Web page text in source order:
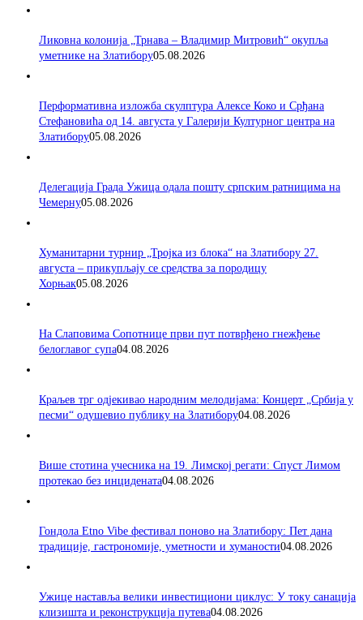
Ликовна колонија „Трнава – Владимир Митровић“ окупља
уметнике на Златибору05.08.2026
Перформативна изложба скулптура Алексе Коко и Срђана
Стефановића од 14. августа у Галерији Културног центра на
Златибору05.08.2026
Делегација Града Ужица одала пошту српским ратницима на
Чемерну05.08.2026
Хуманитарни турнир „Тројка из блока“ на Златибору 27.
августа – прикупљају се средства за породицу
Хорњак05.08.2026
На Слаповима Сопотнице први пут потврђено гнежђење
белоглавог супа04.08.2026
Краљев трг одјекивао народним мелодијама: Концерт „Србија у
песми“ одушевио публику на Златибору04.08.2026
Више стотина учесника на 19. Лимској регати: Спуст Лимом
протекао без инцидената04.08.2026
Гондола Etno Vibe фестивал поново на Златибору: Пет дана
традиције, гастрономије, уметности и хуманости04.08.2026
Ужице наставља велики инвестициони циклус: У току санација
клизишта и реконструкција путева04.08.2026